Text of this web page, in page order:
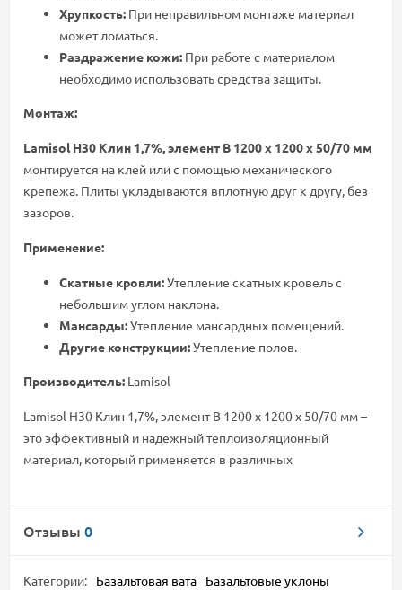
Хрупкость: При неправильном монтаже материал
может ломаться.
Раздражение кожи: При работе с материалом
необходимо использовать средства защиты.
Монтаж:
Lamisol Н30 Клин 1,7%, элемент B 1200 х 1200 х 50/70 мм
монтируется на клей или с помощью механического
крепежа. Плиты укладываются вплотную друг к другу, без
зазоров.
Применение:
Скатные кровли:Утепление скатных кровель с
небольшим углом наклона.
Мансарды:Утепление мансардных помещений.
Другие конструкции:Утепление полов.
Производитель: Lamisol
Lamisol Н30 Клин 1,7%, элемент B 1200 х 1200 х 50/70 мм –
это эффективный и надежный теплоизоляционный
материал, который применяется в различных
Отзывы 0
Категории: Базальтовая вата Базальтовые уклоны